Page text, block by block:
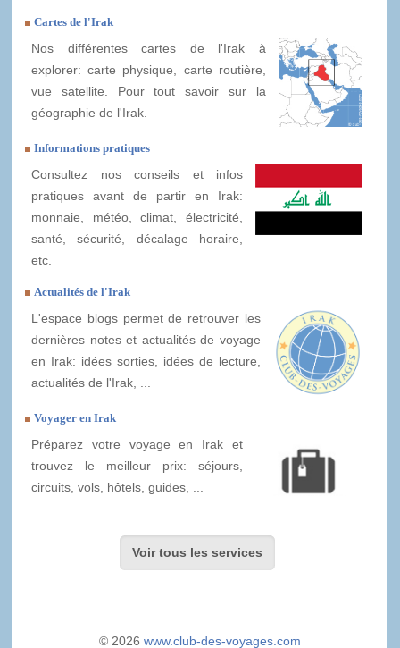
Cartes de l'Irak
Nos différentes cartes de l'Irak à
explorer: carte physique, carte routière,
vue satellite. Pour tout savoir sur la
géographie de l'Irak.
Informations pratiques
Consultez nos conseils et infos
pratiques avant de partir en Irak:
monnaie, météo, climat, électricité,
santé, sécurité, décalage horaire,
etc.
Actualités de l'Irak
L'espace blogs permet de retrouver les
dernières notes et actualités de voyage
en Irak: idées sorties, idées de lecture,
actualités de l'Irak, ...
Voyager en Irak
Préparez votre voyage en Irak et
trouvez le meilleur prix: séjours,
circuits, vols, hôtels, guides, ...
Voir tous les services
© 2026 www.club-des-voyages.com